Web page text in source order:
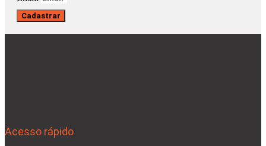
Cadastrar
Acesso rápido